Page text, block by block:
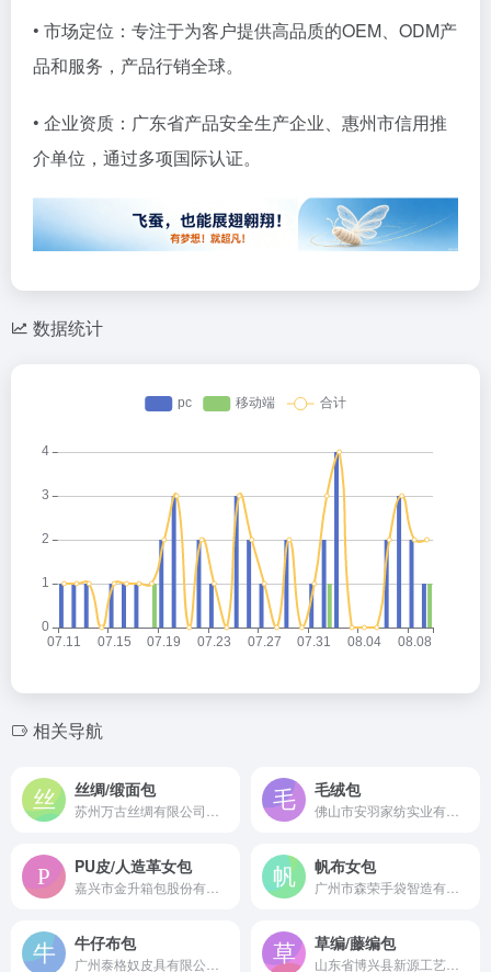
• 市场定位：专注于为客户提供高品质的OEM、ODM产
品和服务，产品行销全球。
• 企业资质：广东省产品安全生产企业、惠州市信用推
介单位，通过多项国际认证。
数据统计
相关导航
丝绸/缎面包 毛绒包
PU皮/人造革女包 帆布女包
牛仔布包 草编/藤编包